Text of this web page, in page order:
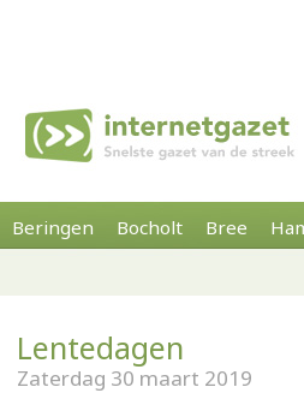
Beringen Bocholt Bree
Lentedagen
Zaterdag 30 maart 2019